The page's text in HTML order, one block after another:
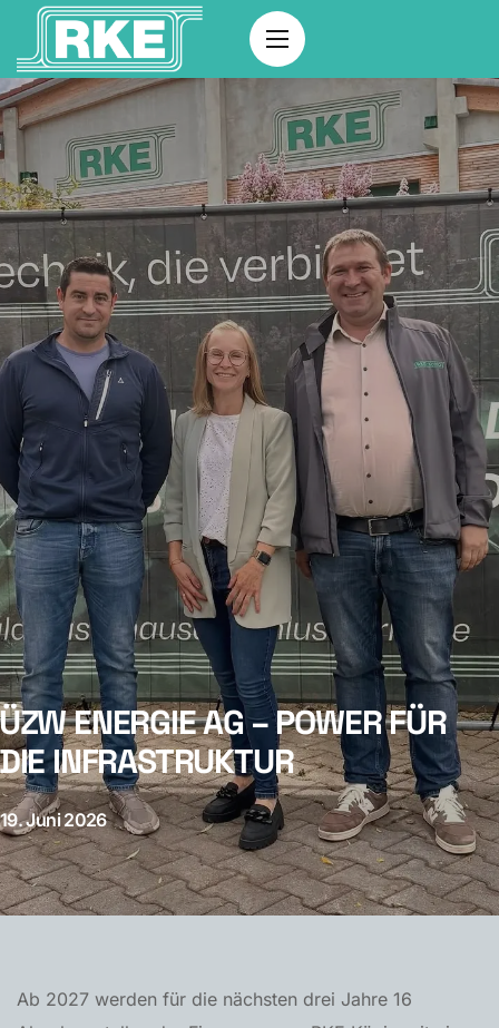
ENERGIE AG – POWER FÜR
INFRASTRUKTUR
19. Juni 2026
Ab 2027 werden für die nächsten drei Jahre 16